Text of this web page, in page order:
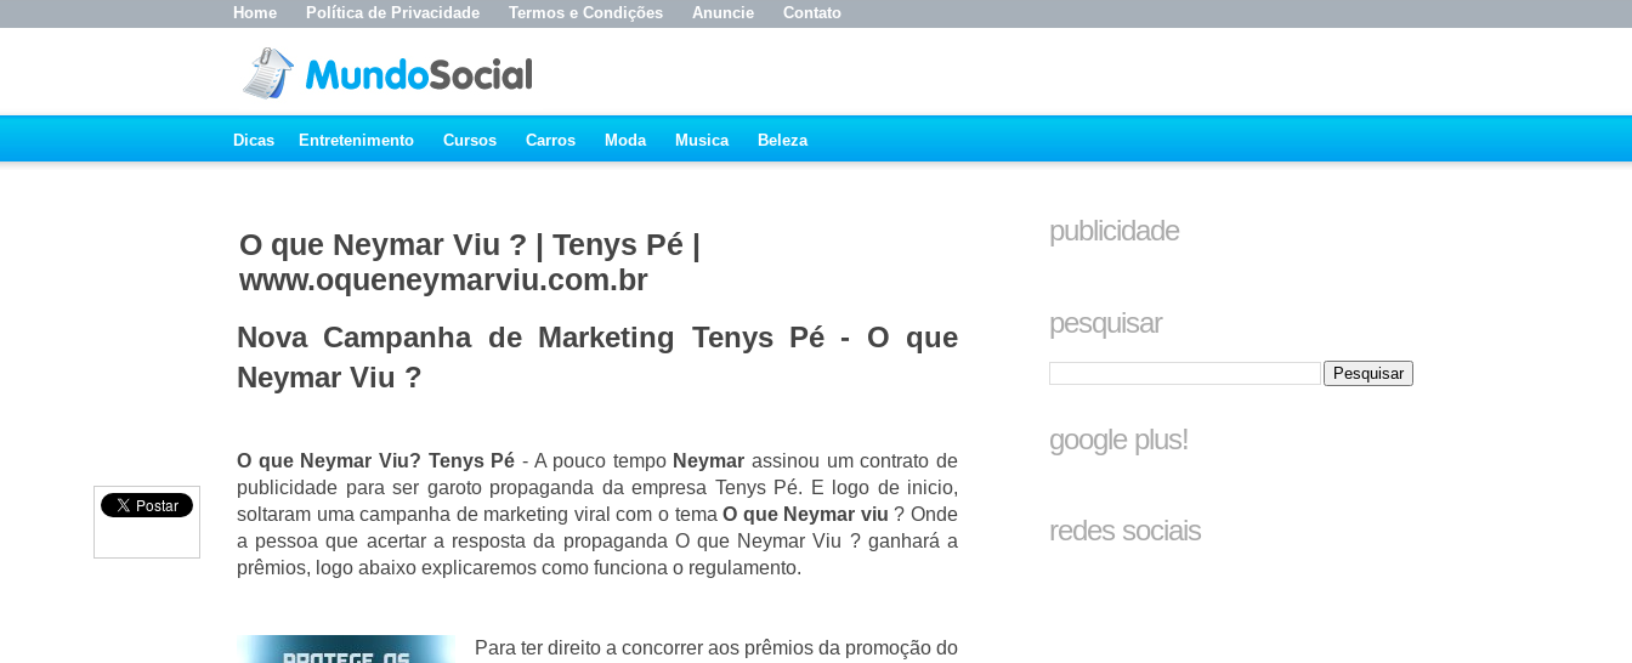
Home Política de Privacidade Termos e Condições Anuncie Contato
Dicas Entretenimento Cursos Carros Moda Musica Beleza
O que Neymar Viu ? | Tenys Pé |
www.oqueneymarviu.com.br
Nova Campanha de Marketing Tenys Pé - O que
Neymar Viu ?
O que Neymar Viu? Tenys Pé - A pouco tempo Neymar assinou um contrato de
publicidade para ser garoto propaganda da empresa Tenys Pé. E logo de inicio,
soltaram uma campanha de marketing viral com o temaO que Neymar viu ? Onde
a pessoa que acertar a resposta da propaganda O que Neymar Viu ? ganhará a
prêmios, logo abaixo explicaremos como funciona o regulamento.
Para ter direito a concorrer aos prêmios da promoção do
publicidade
pesquisar
google plus!
redes sociais